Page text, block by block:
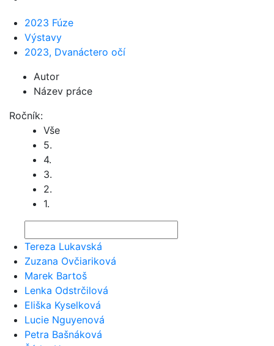
2023 Fúze
Výstavy
2023, Dvanáctero očí
Autor
Název práce
Ročník:
Vše
5.
4.
3.
2.
1.
Tereza Lukavská
Zuzana Ovčiariková
Marek Bartoš
Lenka Odstrčilová
Eliška Kyselková
Lucie Nguyenová
Petra Bašnáková